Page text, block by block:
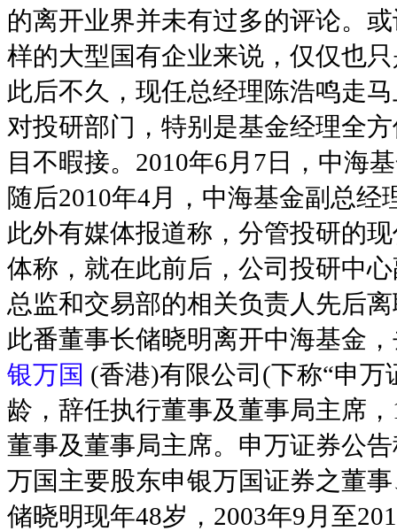
的离开业界并未有过多的评论。
样的大型国有企业来说，仅仅也
此后不久，现任总经理陈浩鸣走
对投研部门，特别是基金经理全
目不暇接。2010年6月7日，中海
随后2010年4月，中海基金副总经
此外有媒体报道称，分管投研的
体称，就在此前后，公司投研中
总监和交易部的相关负责人先后
此番董事长储晓明离开中海基金
银万国 (香港)有限公司(下称“申
龄，辞任执行董事及董事局主席
董事及董事局主席。申万证券公
万国主要股东申银万国证券之董
储晓明现年48岁，2003年9月至